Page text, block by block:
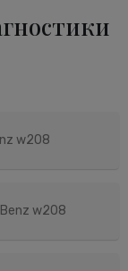
w208
w208